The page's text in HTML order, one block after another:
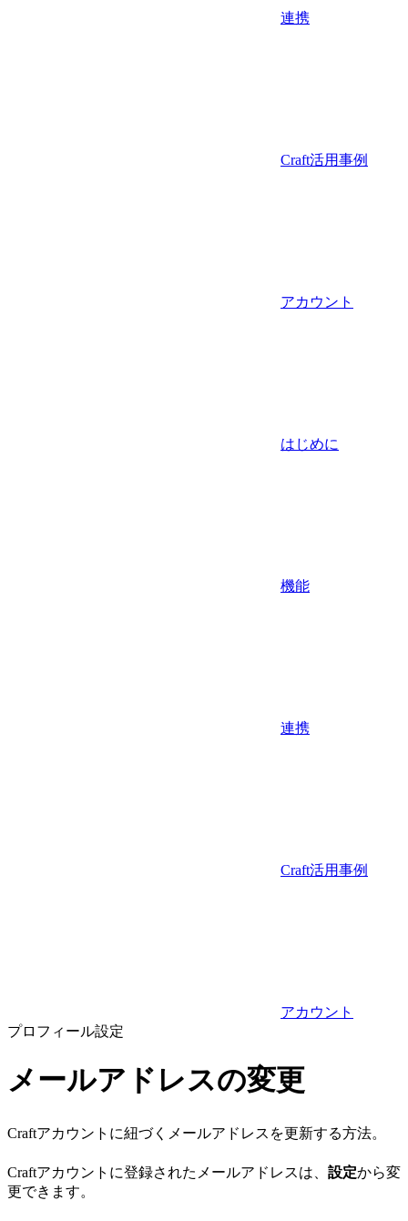
連携
Craft活用事例
アカウント
はじめに
機能
連携
Craft活用事例
アカウント
プロフィール設定
メールアドレスの変更
Craftアカウントに紐づくメールアドレスを更新する方法。
Craftアカウントに登録されたメールアドレスは、 設定から変
更できます。